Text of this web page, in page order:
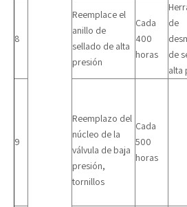
8
Reemplace el
anillo de
sellado de alta
presión
Cada
400
horas
de
de
alta
9
Reemplazo del
núcleo de la
válvula de baja
presión,
tornillos
Cada
500
horas